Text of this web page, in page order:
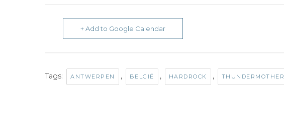
+ Add to Google Calendar
Tags: ANTWERPEN , BELGIË , HARDROCK , THUNDERMOTHER